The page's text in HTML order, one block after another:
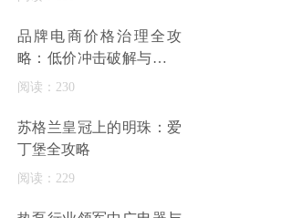
品牌电商价格治理全攻
略：低价冲击破解与长效
管控策略
阅读：230
苏格兰皇冠上的明珠：爱
丁堡全攻略
阅读：229